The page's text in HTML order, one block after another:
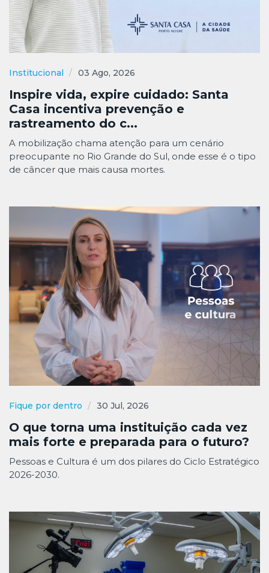
Institucional 03 Ago, 2026
Inspire vida, expire cuidado: Santa
Casa incentiva prevenção e
rastreamento do c...
A mobilização chama atenção para um cenário
preocupante no Rio Grande do Sul, onde esse é o tipo
de câncer que mais causa mortes.
Fique por dentro 30 Jul, 2026
O que torna uma instituição cada vez
mais forte e preparada para o futuro?
Pessoas e Cultura é um dos pilares do Ciclo Estratégico
2026-2030.